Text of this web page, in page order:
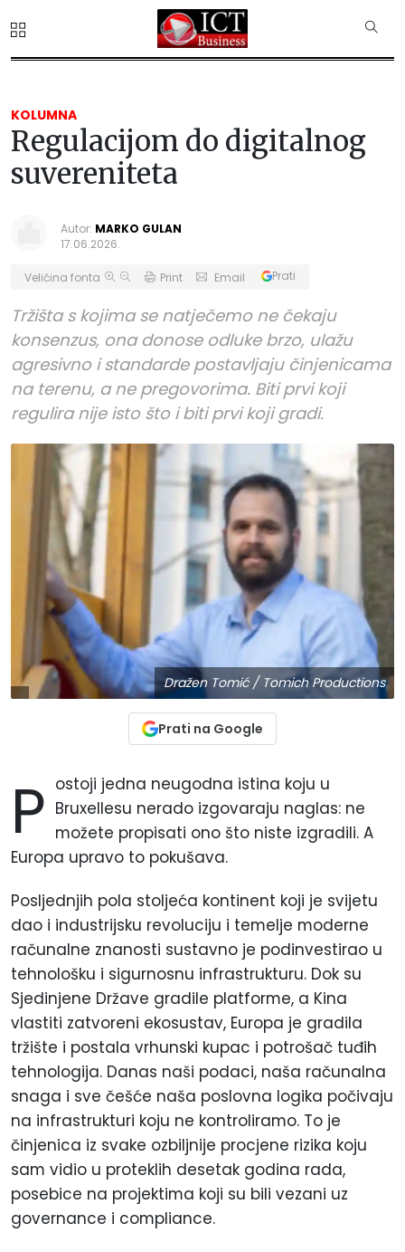
KOLUMNA
Regulacijom do digitalnog
suvereniteta
Autor: MARKO GULAN
17.06.2026.
Veličina fonta Print Email Prati
Tržišta s kojima se natječemo ne čekaju
konsenzus, ona donose odluke brzo, ulažu
agresivno i standarde postavljaju činjenicama
na terenu, a ne pregovorima. Biti prvi koji
regulira nije isto što i biti prvi koji gradi.
Dražen Tomić / Tomich Productions
Prati na Google
P ostoji jedna neugodna istina koju u
Bruxellesu nerado izgovaraju naglas: ne
možete propisati ono što niste izgradili. A
Europa upravo to pokušava.
Posljednjih pola stoljeća kontinent koji je svijetu
dao i industrijsku revoluciju i temelje moderne
računalne znanosti sustavno je podinvestirao u
tehnološku i sigurnosnu infrastrukturu. Dok su
Sjedinjene Države gradile platforme, a Kina
vlastiti zatvoreni ekosustav, Europa je gradila
tržište i postala vrhunski kupac i potrošač tuđih
tehnologija. Danas naši podaci, naša računalna
snaga i sve češće naša poslovna logika počivaju
na infrastrukturi koju ne kontroliramo. To je
činjenica iz svake ozbiljnije procjene rizika koju
sam vidio u proteklih desetak godina rada,
posebice na projektima koji su bili vezani uz
governance i compliance.